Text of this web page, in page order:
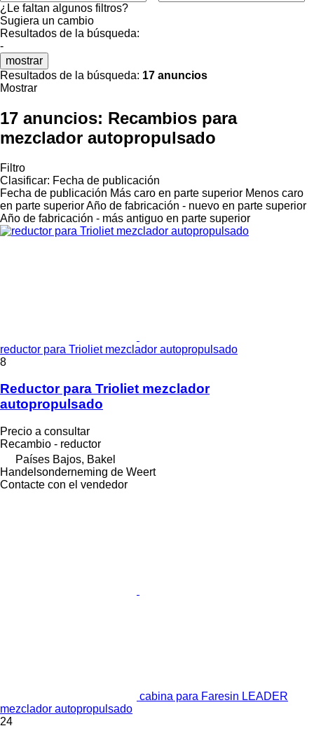
¿Le faltan algunos filtros?
Sugiera un cambio
Resultados de la búsqueda:
-
mostrar
Resultados de la búsqueda: 17 anuncios
Mostrar
17 anuncios: Recambios para
mezclador autopropulsado
Filtro
Clasificar: Fecha de publicación
Fecha de publicación Más caro en parte superior Menos caro
en parte superiorAño de fabricación - nuevo en parte superior
Año de fabricación - más antiguo en parte superior
reductor para Trioliet mezclador autopropulsado
8
Reductor para Trioliet mezclador
autopropulsado
Precio a consultar
Recambio - reductor
Países Bajos, Bakel
Handelsonderneming de Weert
Contacte con el vendedor
cabina para Faresin LEADER
mezclador autopropulsado
24